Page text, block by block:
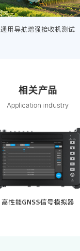
通用导航增强接收机测试
相关产品
Application industry
高性能GNSS信号模拟器